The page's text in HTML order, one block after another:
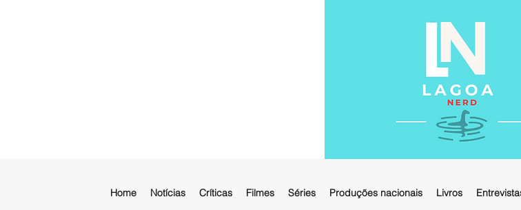
Home Notícias Críticas Filmes Séries Produções nacionais Livros